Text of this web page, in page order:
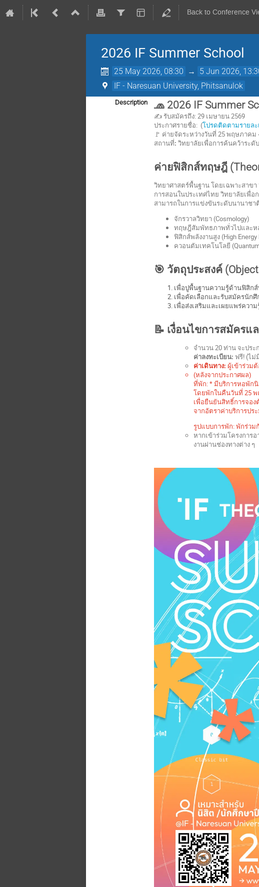
Back to Conference
2026 IF Summer School
25 May 2026, 08:30 → 5 Jun 2026,
IF - Naresuan University, Phitsanulok
Description 🧢 2026 IF Summer
✍️ รับสมัครถึง: 29 เมษายน 2569
ประกาศรายชื่อ: (โปรดติดตามรายละ
🚩 ค่ายจัดระหว่างวันที่ 25 พฤษภาคม
สถานที่: วิทยาลัยเพื่อการค้นคว้าระดั
ค่ายฟิสิกส์ทฤษฎี
วิทยาศาสตร์พื้นฐาน โดยเฉพาะสาขา
การสอนในประเทศไทย วิทยาลัยเพื่
สามารถในการแข่งขันระดับนานาชา
จักรวาลวิทยา (Cosmology)
ทฤษฎีสัมพัทธภาพทั่วไปและหลุ
ฟิสิกส์พลังงานสูง (High Energy
ควอนตัมเทคโนโลยี
🎯 วัตถุประสงค์
เพื่อปูพื้นฐานความรู้ด้านฟิสิก
เพื่อคัดเลือกและรับสมัครนัก
เพื่อส่งเสริมและเผยแพร่ควา
📝 เงื่อนไขการสมัครแ
จำนวน 20 ท่าน จะปร
ค่าลงทะเบียน: ฟรี! (ไม่
ค่าเดินทาง: ผู้เข้าร่วม
(หลังจากประกาศผล)
ที่พัก: * มีบริการหอพัก
โดยพักในคืนวันที่ 25
เพื่อยืนยันสิทธิ์การจอง
จากอัตราค่าบริการป
รูปแบบการพัก: พักร่ว
หากเข้าร่วมโครงการ
งานผ่านช่องทางต่าง ๆ